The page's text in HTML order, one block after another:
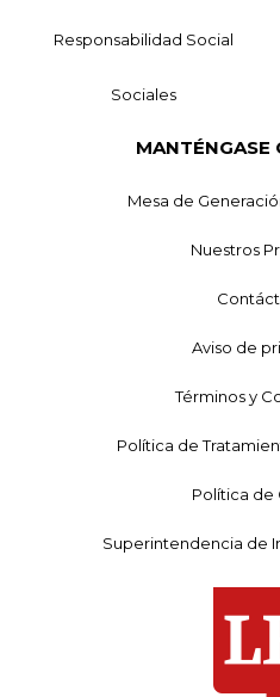
Responsabilidad Social
Sociales
MANTÉNGASE
Mesa de
Nuestros
Aviso de
Términos y
Política de
Política de
Superintendencia de